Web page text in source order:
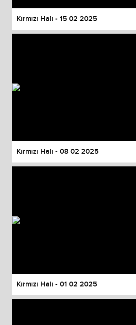
Kırmızı Halı - 15 02 2025
Kırmızı Halı - 08 02 2025
Kırmızı Halı - 01 02 2025